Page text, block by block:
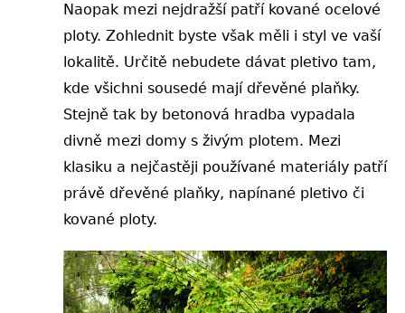
Naopak mezi nejdražší patří kované ocelové
ploty. Zohlednit byste však měli i styl ve vaší
lokalitě. Určitě nebudete dávat pletivo tam,
kde všichni sousedé mají dřevěné plaňky.
Stejně tak by betonová hradba vypadala
divně mezi domy s živým plotem. Mezi
klasiku a nejčastěji používané materiály patří
právě dřevěné plaňky, napínané pletivo či
kované ploty.